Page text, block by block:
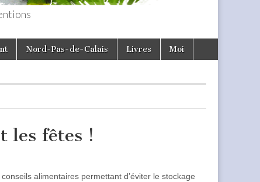
Nord-Pas-de-Calais Livres Moi
les fêtes !
alimentaires permettant d’éviter le stockage